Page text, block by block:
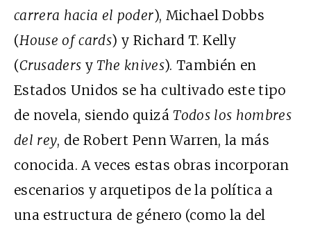
carrera hacia el poder), Michael Dobbs
(House of cards) y Richard T. Kelly
(Crusaders yThe knives). También en
Estados Unidos se ha cultivado este tipo
de novela, siendo quizáTodos los hombres
del rey, de Robert Penn Warren, la más
conocida. A veces estas obras incorporan
escenarios y arquetipos de la política a
una estructura de género (como la del